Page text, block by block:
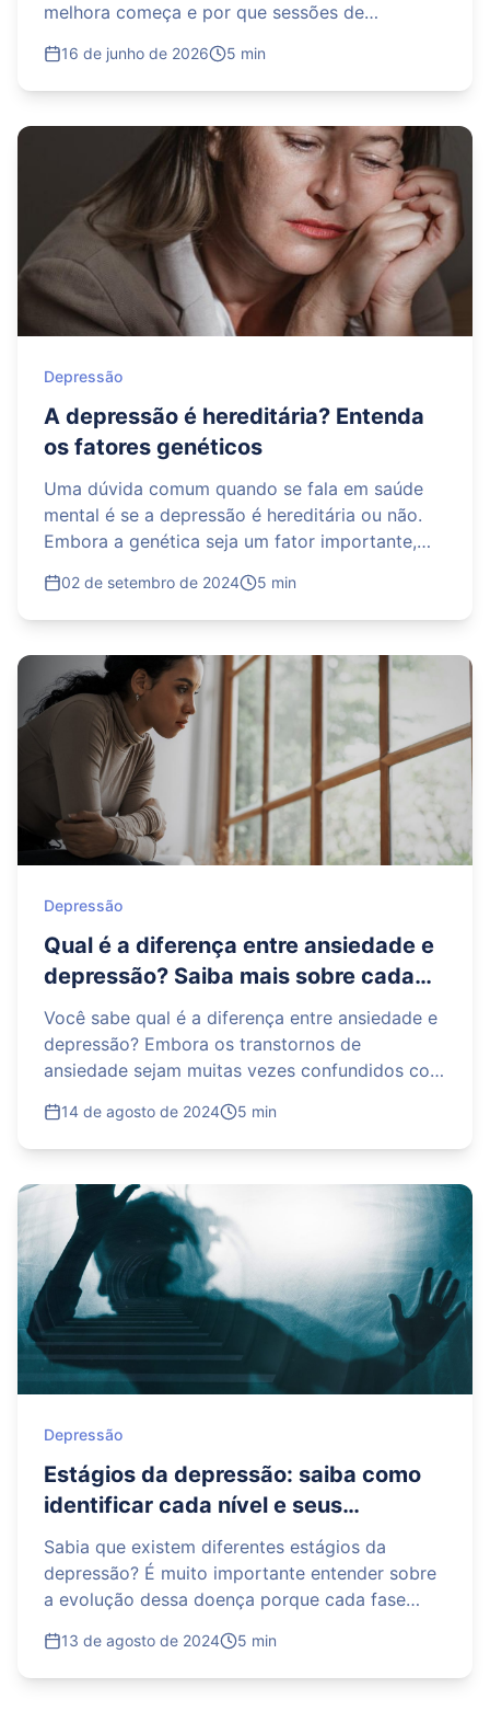
melhora começa e por que sessões de
16 de junho de 2026 5 min
Depressão
A depressão é hereditária? Entenda
os fatores genéticos
Uma dúvida comum quando se fala em saúde
mental é se a depressão é hereditária ou não.
Embora a genética seja um fator importante,
dese
02 de setembro de 2024 5 min
Depressão
Qual é a diferença entre ansiedade e
depressão? Saiba mais sobre cada
uma das condições
Você sabe qual é a diferença entre ansiedade e
depressão? Embora os transtornos de
ansiedade sejam muitas vezes confundidos com
particul
14 de agosto de 2024 5 min
Depressão
Estágios da depressão: saiba como
identificar cada nível e seus
impactos
Sabia que existem diferentes estágios da
depressão? É muito importante entender sobre
a evolução dessa doença porque cada fase
tratamento.
13 de agosto de 2024 5 min